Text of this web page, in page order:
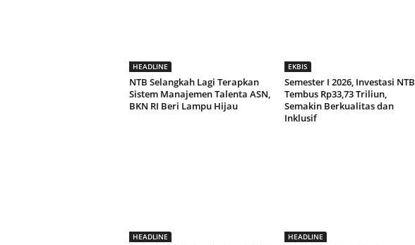
HEADLINE
NTB Selangkah Lagi Terapkan
Sistem Manajemen Talenta ASN,
BKN RI Beri Lampu Hijau
EKBIS
Semester I 2026, Investasi NTB
Tembus Rp33,73 Triliun,
Semakin Berkualitas dan
Inklusif
HEADLINE HEADLINE